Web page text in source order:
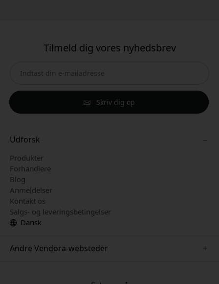
Tilmeld dig vores nyhedsbrev
Skriv dig op
Udforsk
Produkter
Forhandlere
Blog
Anmeldelser
Kontakt os
Salgs- og leveringsbetingelser
Dansk
Andre Vendora-websteder